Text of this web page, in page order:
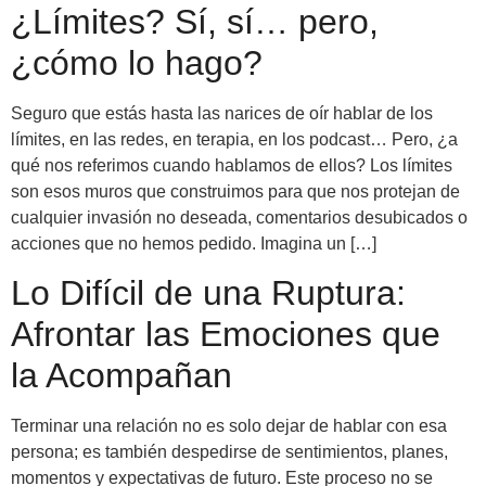
¿Límites? Sí, sí… pero,
¿cómo lo hago?
Seguro que estás hasta las narices de oír hablar de los
límites, en las redes, en terapia, en los podcast… Pero, ¿a
qué nos referimos cuando hablamos de ellos? Los límites
son esos muros que construimos para que nos protejan de
cualquier invasión no deseada, comentarios desubicados o
acciones que no hemos pedido. Imagina un […]
Lo Difícil de una Ruptura:
Afrontar las Emociones que
la Acompañan
Terminar una relación no es solo dejar de hablar con esa
persona; es también despedirse de sentimientos, planes,
momentos y expectativas de futuro. Este proceso no se